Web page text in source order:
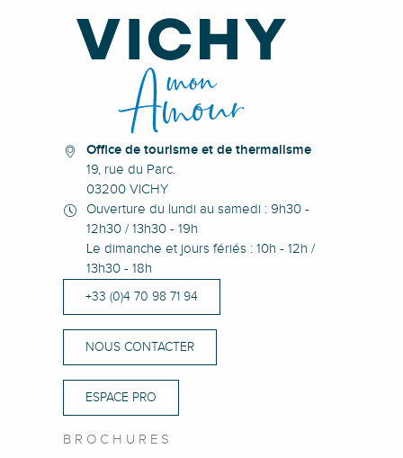
Office de tourisme et de thermalisme
19, rue du Parc.
03200 VICHY
Ouverture du lundi au samedi : 9h30 -
12h30 / 13h30 - 19h
Le dimanche et jours fériés : 10h - 12h /
13h30 - 18h
+33 (0)4 70 98 71 94
NOUS CONTACTER
ESPACE PRO
BROCHURES